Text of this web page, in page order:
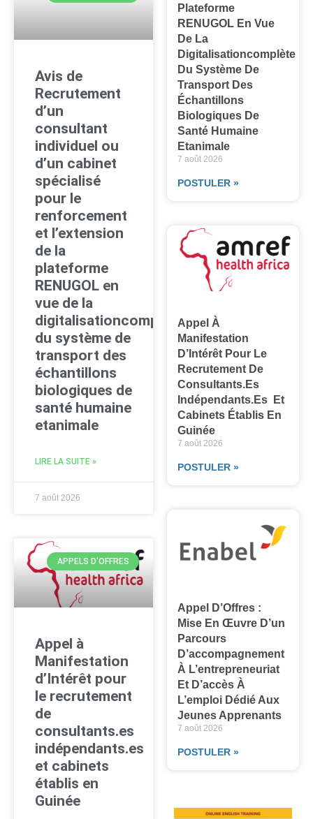
Avis de
Recrutement
d’un
consultant
individuel ou
d’un cabinet
spécialisé
pour le
renforcement
et l’extension
de la
plateforme
RENUGOL en
vue de la
digitalisationcomplète
du système de
transport des
échantillons
biologiques de
santé humaine
etanimale
LIRE LA SUITE »
7 août 2026
APPELS D'OFFRES
Appel à
Manifestation
d’Intérêt pour
le recrutement
de
consultants.es
indépendants.es
et cabinets
établis en
Guinée
Plateforme
RENUGOL En Vue
De La
Digitalisationcomplète
Du Système De
Transport Des
Échantillons
Biologiques De
Santé Humaine
Etanimale
7 août 2026
POSTULER »
Appel À
Manifestation
D’Intérêt Pour Le
Recrutement De
Consultants.es
Indépendants.es Et
Cabinets Établis En
Guinée
7 août 2026
POSTULER »
Appel D’Offres :
Mise En Œuvre D’un
Parcours
D’accompagnement
À L’entrepreneuriat
Et D’accès À
L’emploi Dédié Aux
Jeunes Apprenants
7 août 2026
POSTULER »